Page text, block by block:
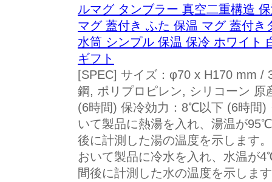
ルマグ タンブラー 真空二重構造
マグ 蓋付き ふた 保温 マグ 蓋付
水筒 シンプル 保温 保冷 ホワイト
ギフト
[SPEC] サイズ：φ70 x H170 mm /
鋼, ポリプロピレン, シリコーン
(6時間) 保冷効力：8℃以下 (6時
いて製品に熱湯を入れ、湯温が
後に計測した湯の温度を示しま
おいて製品に冷水を入れ、水温が
間後に計測した水の温度を示しま